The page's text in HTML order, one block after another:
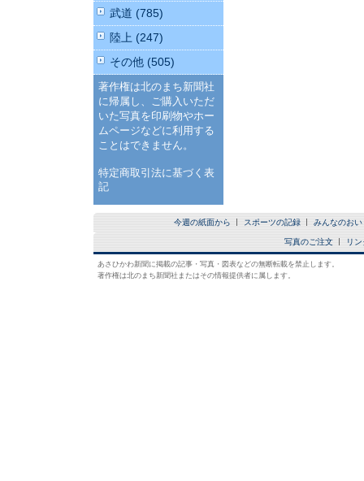
武道 (785)
陸上 (247)
その他 (505)
著作権は北のまち新聞社
に帰属し、ご購入いただ
いた写真を印刷物やホー
ムページなどに利用する
ことはできません。
特定商取引法に基づく表
記
今週の紙面から スポーツの記録 みんなのおい
写真のご注文 リン
あさひかわ新聞に掲載の記事・写真・図表などの無断転載を禁止します。
著作権は北のまち新聞社またはその情報提供者に属します。